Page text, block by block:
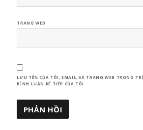
TRANG WEB
LƯU TÊN CỦA TÔI, EMAIL, VÀ TRANG WEB TRONG
BÌNH LUẬN KẾ TIẾP CỦA TÔI.